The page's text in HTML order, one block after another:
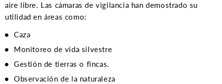
aire libre. Las cámaras de vigilancia han demostrado su
utilidad en áreas como:
Caza
Monitoreo de vida silvestre
Gestión de tierras o fincas.
Observación de la naturaleza